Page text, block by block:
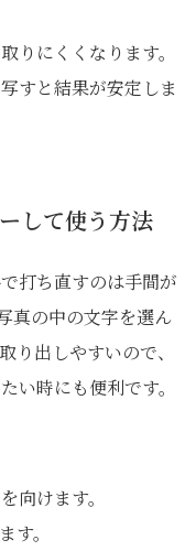
りにくくなります。
すと結果が安定しま
して使う方法
打ち直すのは手間が
真の中の文字を選ん
り出しやすいので、
い時にも便利です。
向けます。
す。